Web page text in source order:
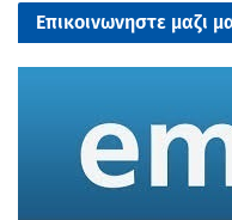
Επικοινωνηστε μαζι